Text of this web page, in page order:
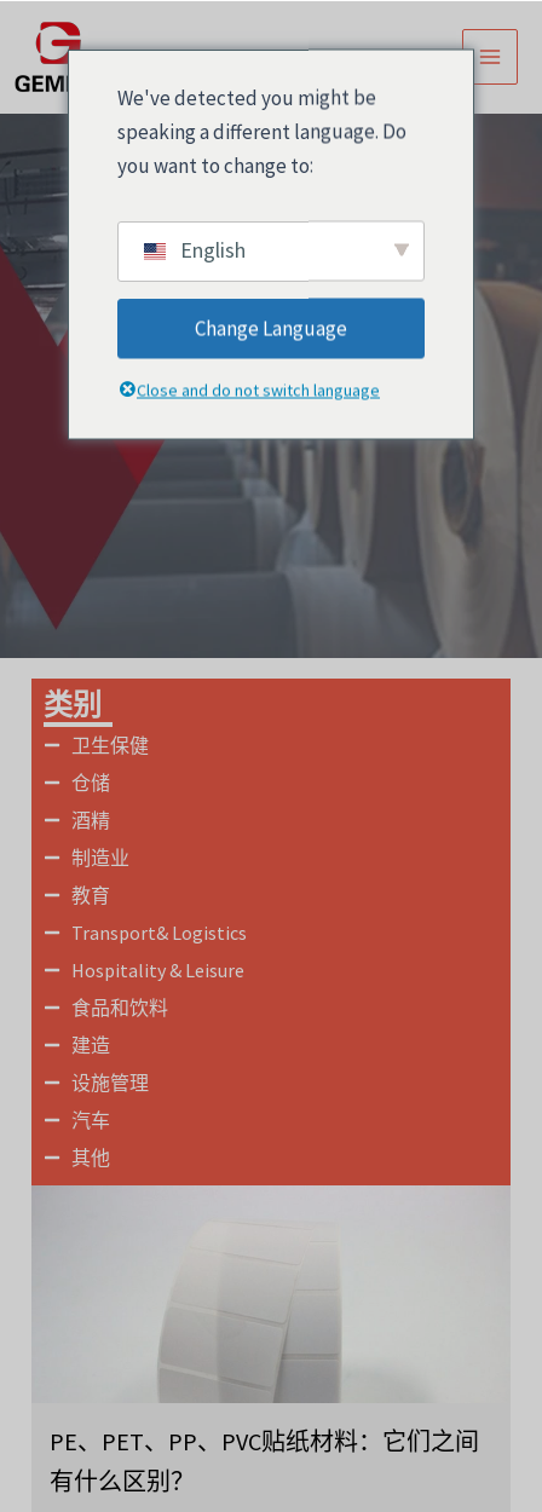
内
容
主
菜
high-clarity
adhesive films
类别
卫生保健
仓储
酒精
制造业
教育
Transport& Logistics
Hospitality & Leisure
食品和饮料
建造
设施管理
汽车
其他
PE、PET、PP、PVC贴纸材料：它们之间
有什么区别？
We've detected you might be
speaking a different language. Do
you want to change to:
English
Change Language
Close and do not switch language